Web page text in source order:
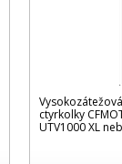
ctyrkolky
UTV1000 XL